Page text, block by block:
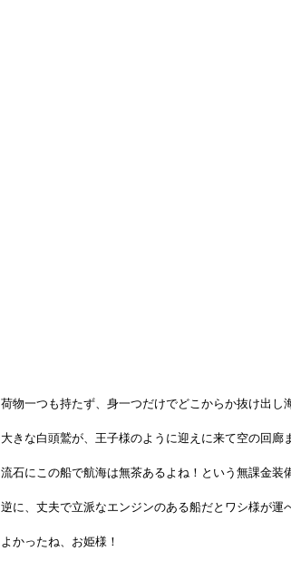
荷物一つも持たず、身一つだけでどこからか抜け出し
大きな白頭鷲が、王子様のように迎えに来て空の回廊
流石にこの船で航海は無茶あるよね！という無課金装
逆に、丈夫で立派なエンジンのある船だとワシ様が運
よかったね、お姫様！